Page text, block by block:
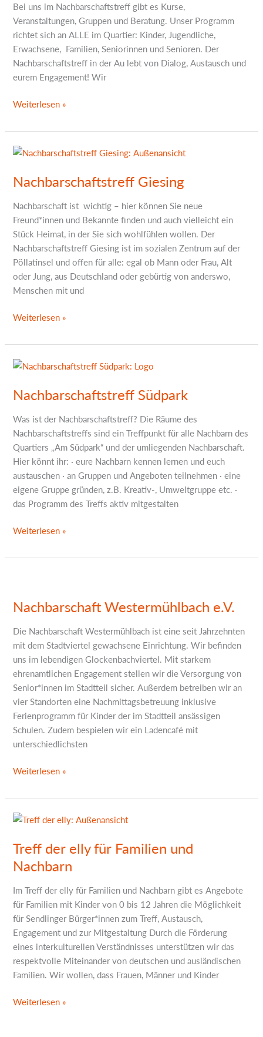
Bei uns im Nachbarschaftstreff gibt es Kurse,
Veranstaltungen, Gruppen und Beratung. Unser Programm
richtet sich an ALLE im Quartier: Kinder, Jugendliche,
Erwachsene, Familien, Seniorinnen und Senioren. Der
Nachbarschaftstreff in der Au lebt von Dialog, Austausch und
eurem Engagement! Wir
Weiterlesen »
Nachbarschaftstreff Giesing
Nachbarschaft ist wichtig – hier können Sie neue
Freund*innen und Bekannte finden und auch vielleicht ein
Stück Heimat, in der Sie sich wohlfühlen wollen. Der
Nachbarschaftstreff Giesing ist im sozialen Zentrum auf der
Pöllatinsel und offen für alle: egal ob Mann oder Frau, Alt
oder Jung, aus Deutschland oder gebürtig von anderswo,
Menschen mit und
Nachbarschaftstreff
Weiterlesen »
Nachbarschaftstreff Südpark
Was ist der Nachbarschaftstreff? Die Räume des
Nachbarschaftstreffs sind ein Treffpunkt für alle Nachbarn des
Quartiers „Am Südpark“ und der umliegenden Nachbarschaft.
Hier könnt ihr: · eure Nachbarn kennen lernen und euch
austauschen · an Gruppen und Angeboten teilnehmen · eine
eigene Gruppe gründen, z.B. Kreativ-, Umweltgruppe etc. ·
das Programm des Treffs aktiv mitgestalten
Nachbarschaftstreff
Weiterlesen »
Nachbarschaft Westermühlbach e.V.
Die Nachbarschaft Westermühlbach ist eine seit Jahrzehnten
mit dem Stadtviertel gewachsene Einrichtung. Wir befinden
uns im lebendigen Glockenbachviertel. Mit starkem
ehrenamtlichen Engagement stellen wir die Versorgung von
Senior*innen im Stadtteil sicher. Außerdem betreiben wir an
vier Standorten eine Nachmittagsbetreuung inklusive
Ferienprogramm für Kinder der im Stadtteil ansässigen
Schulen. Zudem bespielen wir ein Ladencafé mit
unterschiedlichsten
e.V.
Weiterlesen »
Treff der elly für Familien und
Nachbarn
Im Treff der elly für Familien und Nachbarn gibt es Angebote
für Familien mit Kinder von 0 bis 12 Jahren die Möglichkeit
für Sendlinger Bürger*innen zum Treff, Austausch,
Engagement und zur Mitgestaltung Durch die Förderung
eines interkulturellen Verständnisses unterstützen wir das
respektvolle Miteinander von deutschen und ausländischen
Familien. Wir wollen, dass Frauen, Männer und Kinder
Treff
elly
für
Familien
und
Nachbarn
Weiterlesen »